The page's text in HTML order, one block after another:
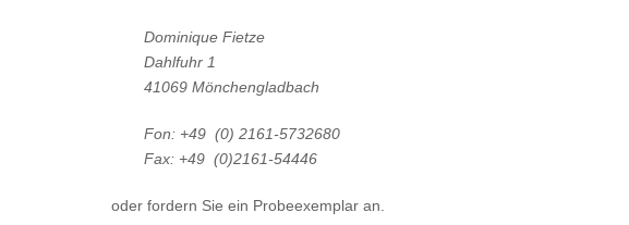
Dominique Fietze
Dahlfuhr 1
41069 Mönchengladbach
Fon: +49 (0) 2161-5732680
Fax: +49 (0)2161-54446
oder fordern Sie ein Probeexemplar an.